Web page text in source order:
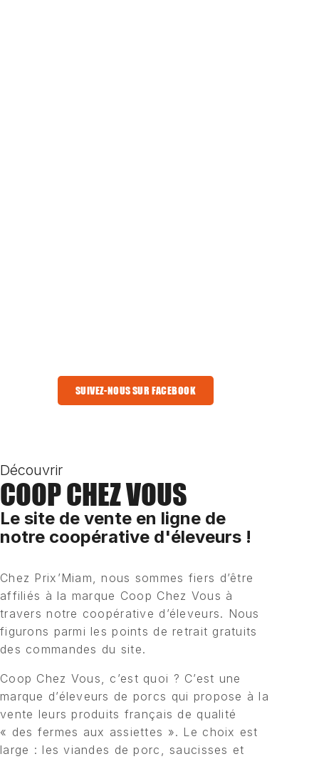
SUIVEZ-NOUS SUR FACEBOOK
Découvrir
COOP CHEZ VOUS
Le site de vente en ligne de
notre coopérative d'éleveurs !
Chez Prix’Miam, nous sommes fiers d’être
affiliés à la marque Coop Chez Vous à
travers notre coopérative d’éleveurs. Nous
figurons parmi les points de retrait gratuits
des commandes du site.
Coop Chez Vous, c’est quoi ? C’est une
marque d’éleveurs de porcs qui propose à la
vente leurs produits français de qualité
« des fermes aux assiettes ». Le choix est
large : les viandes de porc, saucisses et